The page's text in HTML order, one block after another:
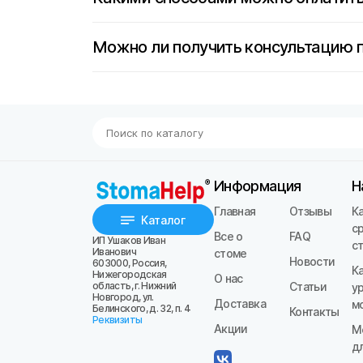
Можно ли получить консультацию
Каталог
ИП Ушаков Иван
Иванович
603000, Россия,
Нижегородская
область, г. Нижний
Новгород, ул.
Белинского, д. 32, п. 4
Реквизиты
Информация
Главная
Все о
стоме
О нас
Доставка
Акции
Отзывы
FAQ
Новости
Статьи
Контакты